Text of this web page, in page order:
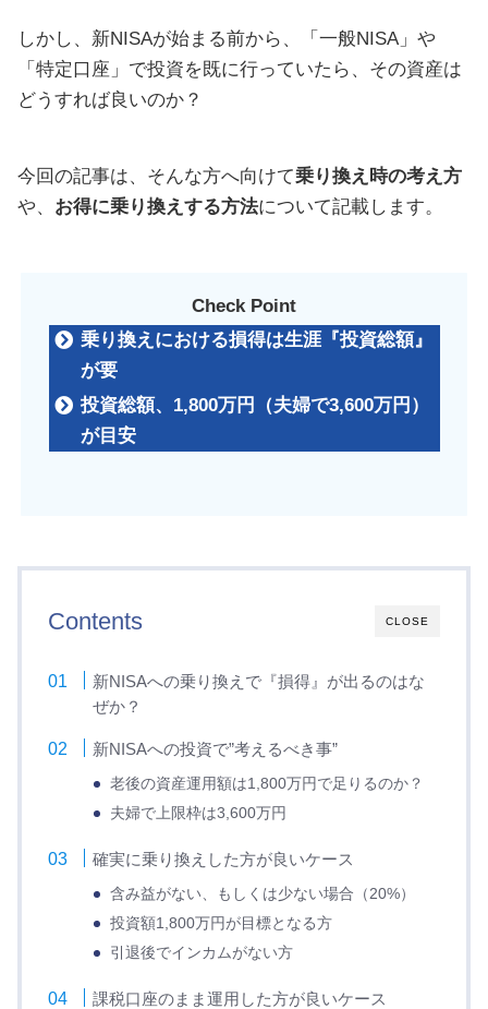
しかし、新NISAが始まる前から、「一般NISA」や
「特定口座」で投資を既に行っていたら、その資産は
どうすれば良いのか？
今回の記事は、そんな方へ向けて乗り換え時の考え方
や、 お得に乗り換えする方法について記載します。
Check Point
乗り換えにおける損得は生涯『投資総額』
が要
投資総額、1,800万円（夫婦で3,600万円）
が目安
CLOSE
Contents
新NISAへの乗り換えで『損得』が出るのはな
ぜか？
新NISAへの投資で”考えるべき事”
老後の資産運用額は1,800万円で足りるのか？
夫婦で上限枠は3,600万円
確実に乗り換えした方が良いケース
含み益がない、もしくは少ない場合（20%）
投資額1,800万円が目標となる方
引退後でインカムがない方
課税口座のまま運用した方が良いケース